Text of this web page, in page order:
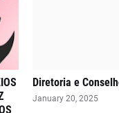
Diretoria e
January 20, 2025